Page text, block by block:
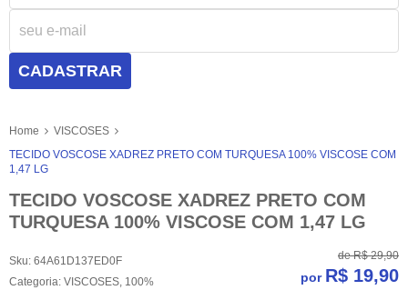
CADASTRAR
Home
VISCOSES
TECIDO VOSCOSE XADREZ PRETO COM TURQUESA 100% VISCOSE COM
1,47 LG
TECIDO VOSCOSE XADREZ PRETO COM
TURQUESA 100% VISCOSE COM 1,47 LG
Sku: 64A61D137ED0F
Categoria: VISCOSES, 100%
de R$ 29,90
por R$ 19,90